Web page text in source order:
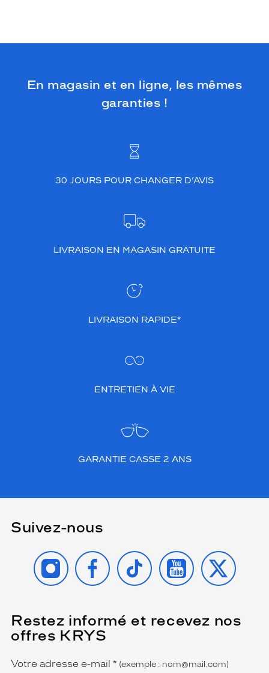
En magasin et en ligne, les mêmes
garanties !
30 JOURS POUR CHANGER D’AVIS
LIVRAISON EN MAGASIN GRATUITE
LIVRAISON RAPIDE*
ENTRETIEN À VIE
GARANTIE CASSE 2 ANS
Suivez-nous
INSTAGRAMFACEBOOK
TIKTOK YOUTUBE
X
Restez informé et recevez nos
offres KRYS
Name
Votre adresse e-mail *
(Ce
champ
est
(exemple : nom@mail.com)